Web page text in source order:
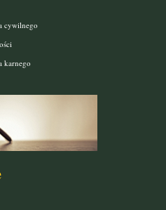
cywilnego
karnego